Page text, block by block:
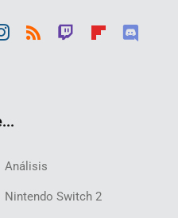
Análisis
Nintendo Switch 2